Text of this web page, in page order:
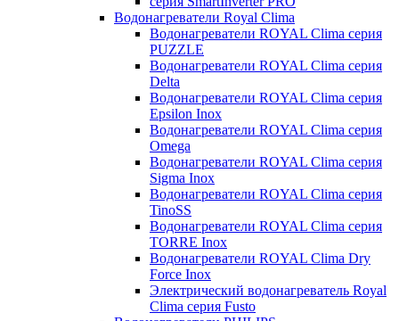
Водонагреватели Royal Clima
Водонагреватели ROYAL Clima серия
PUZZLE
Водонагреватели ROYAL Clima серия
Delta
Водонагреватели ROYAL Clima серия
Epsilon Inox
Водонагреватели ROYAL Clima серия
Omega
Водонагреватели ROYAL Clima серия
Sigma Inox
Водонагреватели ROYAL Clima серия
TinoSS
Водонагреватели ROYAL Clima серия
TORRE Inox
Водонагреватели ROYAL Clima Dry
Force Inox
Электрический водонагреватель Royal
Clima серия Fusto